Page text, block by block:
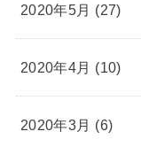
2020年5月 (27)
2020年4月 (10)
2020年3月 (6)